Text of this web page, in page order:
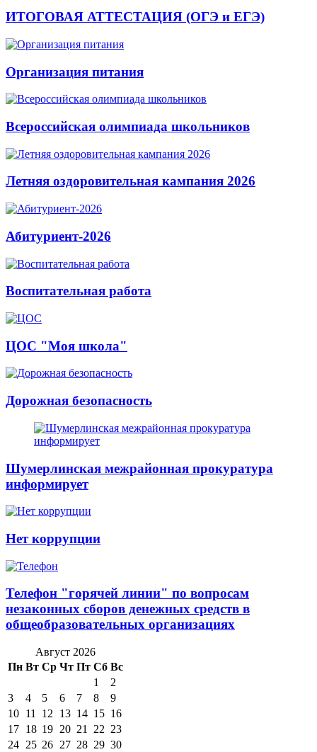
ИТОГОВАЯ АТТЕСТАЦИЯ (ОГЭ и ЕГЭ)
Организация питания
Всероссийская олимпиада школьников
Летняя оздоровительная кампания 2026
Абитуриент-2026
Воспитательная работа
ЦОС "Моя школа"
Дорожная безопасность
Шумерлинская межрайонная прокуратура
информирует
Нет коррупции
Телефон "горячей линии" по вопросам
незаконных сборов денежных средств в
общеобразовательных организациях
Август 2026
Пн Вт Ср Чт Пт Сб Вс
1
2
3
4 5 6 7 8
9
10 11 12 13 14 15 16
17 18 19 20 21 22 23
24 25 26 27 28 29 30